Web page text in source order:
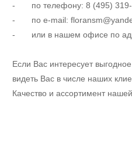
- по телефону: 8 (495) 319-
- по e-mail:
- или в нашем офисе по
Если Вас интересует
видеть Вас в числе наших
Качество и ассортимент